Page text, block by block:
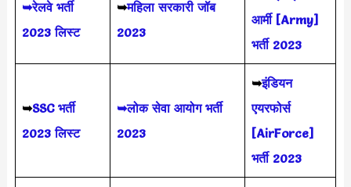
➥रेलवे भर्ती
2023 लिस्ट
➥महिला सरकारी जॉब
2023
आर्मी [Army]
भर्ती 2023
➥SSC भर्ती
2023 लिस्ट
➥लोक सेवा आयोग भर्ती
2023
➥इंडियन
एयरफोर्स
[AirForce]
भर्ती 2023